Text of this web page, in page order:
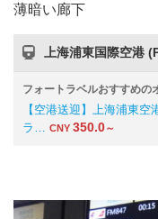
薄暗い廊下
上海浦東国際空港
フォートラベルおすすめの
【空港送迎】上海浦東
ラ…
CNY 350.0～